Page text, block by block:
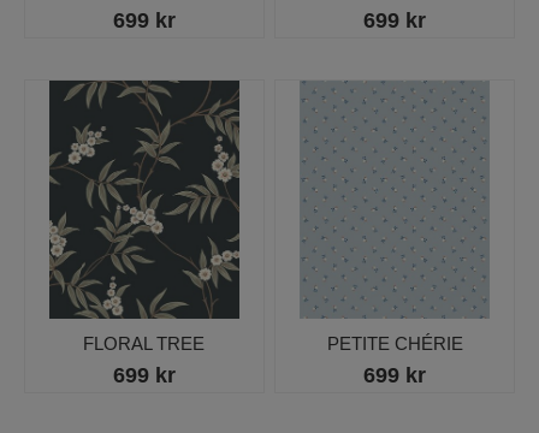
699 kr 699 kr
FLORAL TREE
699 kr
PETITE CHÉRIE
699 kr